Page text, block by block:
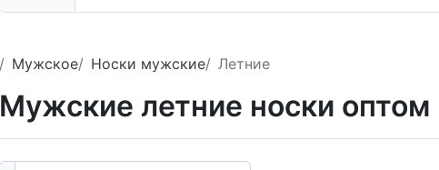
Мужское Носки мужские Летние
Мужские летние носки оптом